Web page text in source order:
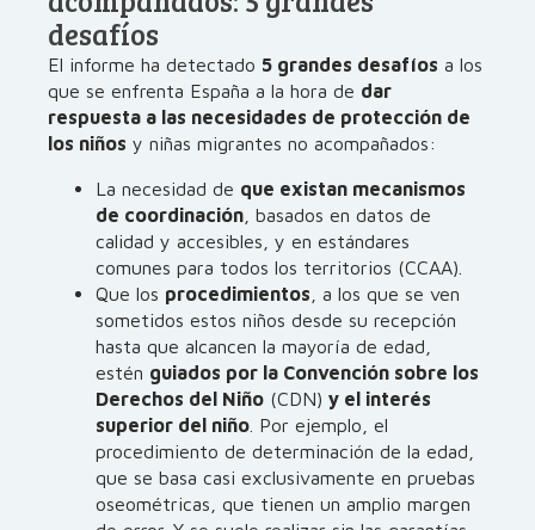
desafíos
El informe ha detectado 5 grandes desafíos a los
que se enfrenta España a la hora de dar
respuesta a las necesidades de protección de
los niños y niñas migrantes no acompañados:
La necesidad de que existan mecanismos
de coordinación , basados en datos de
calidad y accesibles, y en estándares
comunes para todos los territorios (CCAA).
Que los procedimientos , a los que se ven
sometidos estos niños desde su recepción
hasta que alcancen la mayoría de edad,
estén guiados por la Convención sobre los
Derechos del Niño (CDN) y el interés
superior del niño . Por ejemplo, el
procedimiento de determinación de la edad,
que se basa casi exclusivamente en pruebas
oseométricas, que tienen un amplio margen